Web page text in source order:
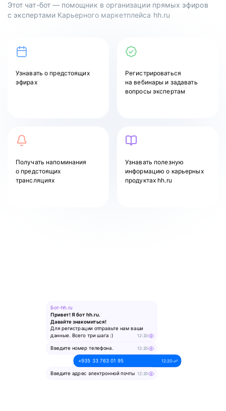
Этот чат-бот — помощник в организации прямых эфиров
с экспертами Карьерного маркетплейса hh.ru
Узнаватьо предстоящих
эфирах
Регистрироваться
на вебинары и задавать
вопросы экспертам
Получать напоминания
о предстоящих
трансляциях
Узнавать полезную
информацию о карьерных
продуктах hh.ru
Бот-hh.ru
Привет! Я бот hh.ru.
Давайте знакомиться!
Для регистрации отправьте нам ваши
данные. Всего три шага :)
12:20
Введите номер телефона. 12:20
+935 33 763 01 95 12:20
Введите адрес электронной почты 12:20